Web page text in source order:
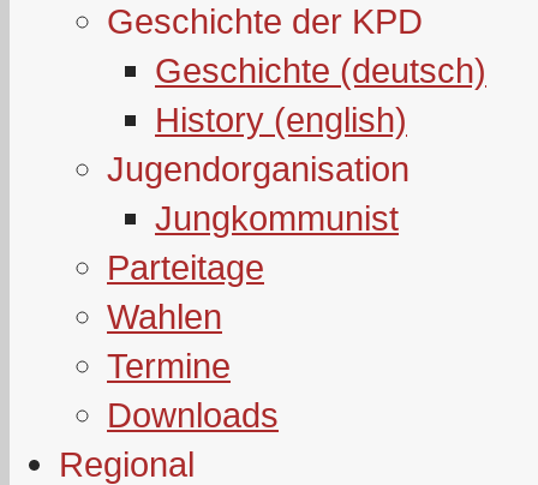
Geschichte der KPD
Geschichte (deutsch)
History (english)
Jugendorganisation
Jungkommunist
Parteitage
Wahlen
Termine
Downloads
Regional